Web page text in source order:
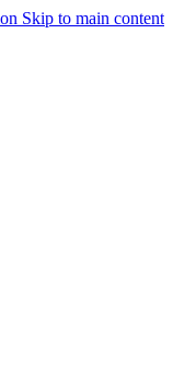
Skip to main content